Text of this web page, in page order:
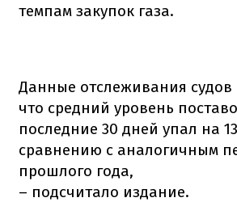
темпам закупок газа.
Данные отслеживания
что средний уровень
последние 30 дней упал на
сравнению с аналогичным
прошлого года,
– подсчитало издание.